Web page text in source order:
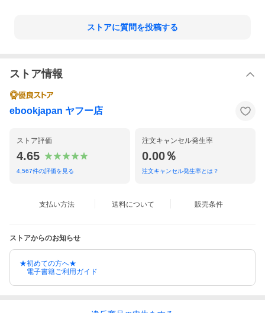
ストアに質問を投稿する
ストア情報
ebookjapan ヤフー店
ストア評価
4.65
4,567件の評価を見る
注文キャンセル発生率
0.00％
注文キャンセル発生率とは？
支払い方法 送料について 販売条件
ストアからのお知らせ
★初めての方へ★
電子書籍ご利用ガイド